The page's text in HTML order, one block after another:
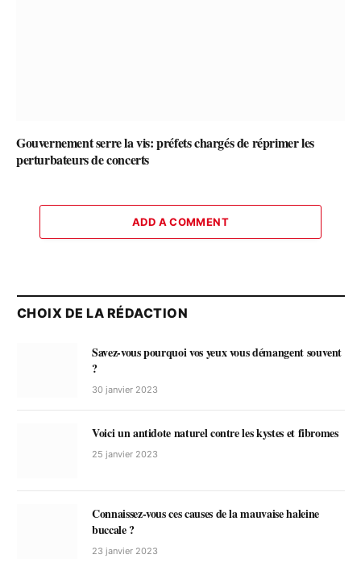
Gouvernement serre la vis: préfets chargés de réprimer les
perturbateurs de concerts
ADD A COMMENT
CHOIX DE LA RÉDACTION
Savez-vous pourquoi vos yeux vous démangent souvent
?
30 janvier 2023
Voici un antidote naturel contre les kystes et fibromes
25 janvier 2023
Connaissez-vous ces causes de la mauvaise haleine
buccale ?
23 janvier 2023